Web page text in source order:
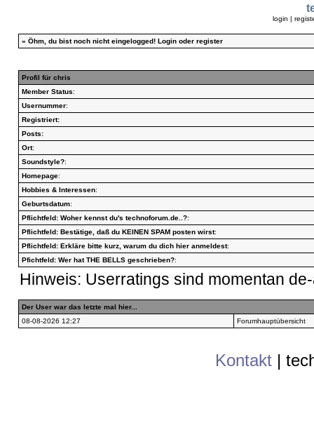
login |
» Öhm, du bist noch nicht eingelogged! Loginoder register
Profil für chris
Member Status:
Usernummer:
Registriert:
Posts:
Ort:
Soundstyle?:
Homepage:
Hobbies & Interessen:
Geburtsdatum:
Pflichtfeld: Woher kennst du's technoforum.de..?:
Pflichtfeld: Bestätige, daß du KEINEN SPAM posten wirst:
Pflichtfeld: Erkläre bitte kurz, warum du dich hier anmeldest:
Pfichtfeld: Wer hat THE BELLS geschrieben?:
Hinweis: Userratings sind momentan
Der User war das letzte mal hier...
08-08-2026 12:27
Forumhauptübersicht
Kontakt |